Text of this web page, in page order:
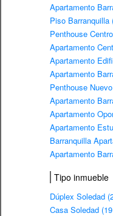
Apartamento
Piso Barranquilla
Penthouse
Apartamento
Apartamento
Apartamento
Penthouse
Apartamento
Apartamento
Apartamento
Barranquilla
Apartamento
Tipo inmueble
Dúplex Soledad
Casa Soledad